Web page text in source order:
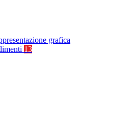
grafica
13